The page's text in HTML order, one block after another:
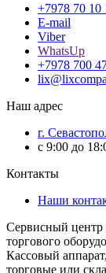
+7978 70 10
E-mail
Viber
WhatsUp
+7978 700
Наш адрес
г.
с 9:00 до
Контакты
Наши
Сервисный
торгового
Кассовый
торговые или